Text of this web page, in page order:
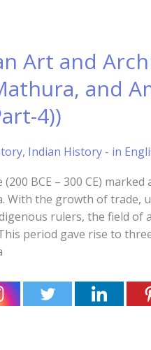
Art and
and
4))
, Indian History - in
BCE – 300 CE)
With the growth of trade,
rulers, the field of
period gave rise to